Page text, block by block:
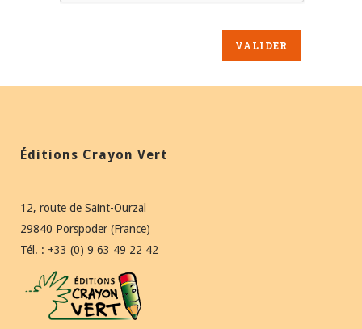
Éditions Crayon Vert
12, route de Saint-Ourzal
29840 Porspoder (France)
Tél. : +33 (0) 9 63 49 22 42